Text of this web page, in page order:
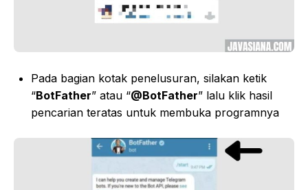
Pada bagian kotak penelusuran, silakan ketik
“BotFather” atau “@BotFather” lalu klik hasil
pencarian teratas untuk membuka programnya